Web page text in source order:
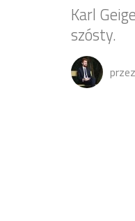
Karl
szósty.
przez